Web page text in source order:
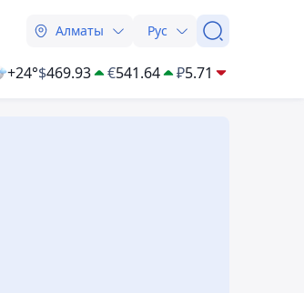
Алматы Рус
+24°$469.93 €541.64 ₽5.71